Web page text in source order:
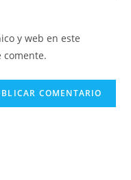
y web en este
comente.